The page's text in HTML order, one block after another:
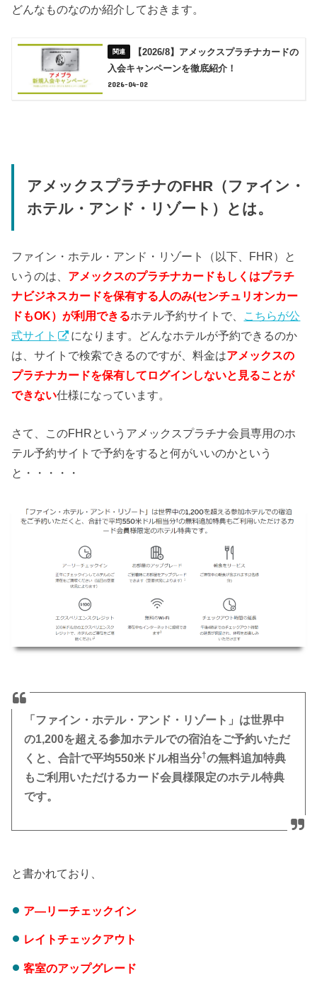
どんなものなのか紹介しておきます。
【2026/8】アメックスプラチナカードの
入会キャンペーンを徹底紹介！
2026-04-02
アメックスプラチナのFHR（ファイン・
ホテル・アンド・リゾート）とは。
ファイン・ホテル・アンド・リゾート（以下、FHR）と
いうのは、 アメックスのプラチナカードもしくはプラチ
ナビジネスカードを保有する人のみ(センチュリオンカー
ドもOK）が利用できるホテル予約サイトで、 こちらが公
式サイト
になります。どんなホテルが予約できるのか
は、サイトで検索できるのですが、料金はアメックスの
プラチナカードを保有してログインしないと見ることが
できない仕様になっています。
さて、このFHRというアメックスプラチナ会員専用のホ
テル予約サイトで予約をすると何がいいのかという
と・・・・・
「ファイン・ホテル・アンド・リゾート」は世界中
の1,200を超える参加ホテルでの宿泊をご予約いただ
くと、合計で平均550米ドル相当分†の無料追加特典
もご利用いただけるカード会員様限定のホテル特典
です。
と書かれており、
ア―リーチェックイン
レイトチェックアウト
客室のアップグレード